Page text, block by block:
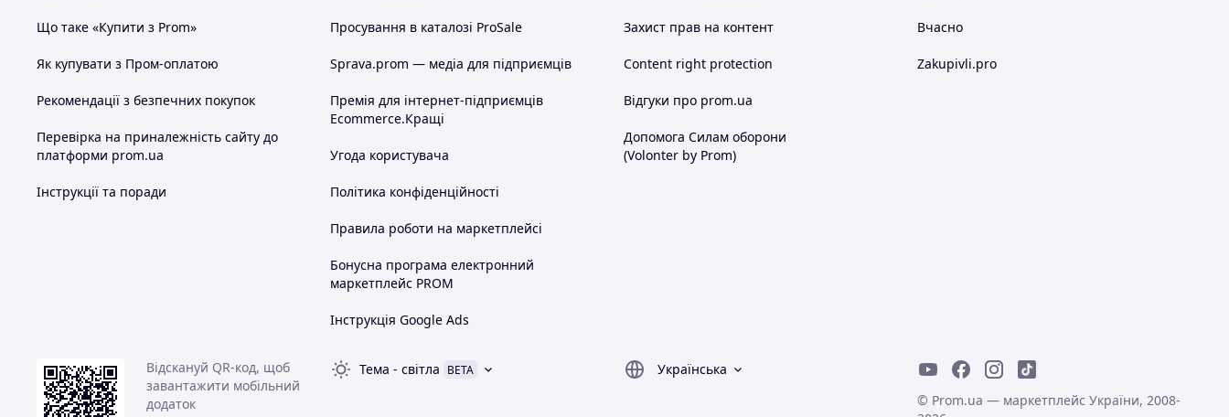
Що таке «Купити з Prom»
Як купувати з Пром-оплатою
Рекомендації з безпечних покупок
Перевірка на приналежність сайту до
платформи prom.ua
Інструкції та поради
Просування в каталозі ProSale
Sprava.prom — медіа для підприємців
Премія для інтернет-підприємців
Ecommerce.Кращі
Угода користувача
Політика конфіденційності
Правила роботи на маркетплейсі
Бонусна програма електронний
маркетплейс PROM
Інструкція Google Ads
Захист прав на контент
Content right protection
Відгуки про prom.ua
Допомога Силам оборони
(Volonter by Prom)
Вчасно
Zakupivli.pro
Відскануй QR-код, щоб
завантажити мобільний
додаток
Тема - світла BETA
Українська
© Prom.ua — маркетплейс України, 2008-